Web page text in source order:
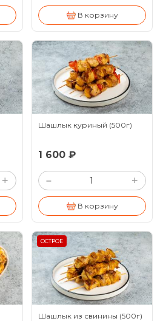
В корзину
+
Шашлык куриный (500г)
1 600 ₽
– +
В корзину
ОСТРОЕ
Шашлык из свинины (500г)